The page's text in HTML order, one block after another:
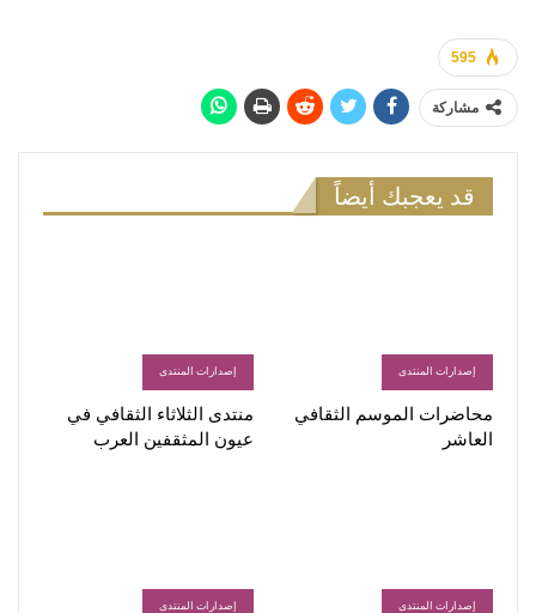
595
مشاركة
قد يعجبك أيضاً
إصدارات المنتدى
محاضرات الموسم الثقافي
العاشر
إصدارات المنتدى
منتدى الثلاثاء الثقافي في
عيون المثقفين العرب
إصدارات المنتدى إصدارات المنتدى